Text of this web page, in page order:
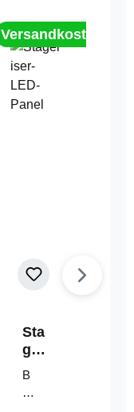
Versandkostenfrei
Sta
geri
ser-
LE
D-
B
un